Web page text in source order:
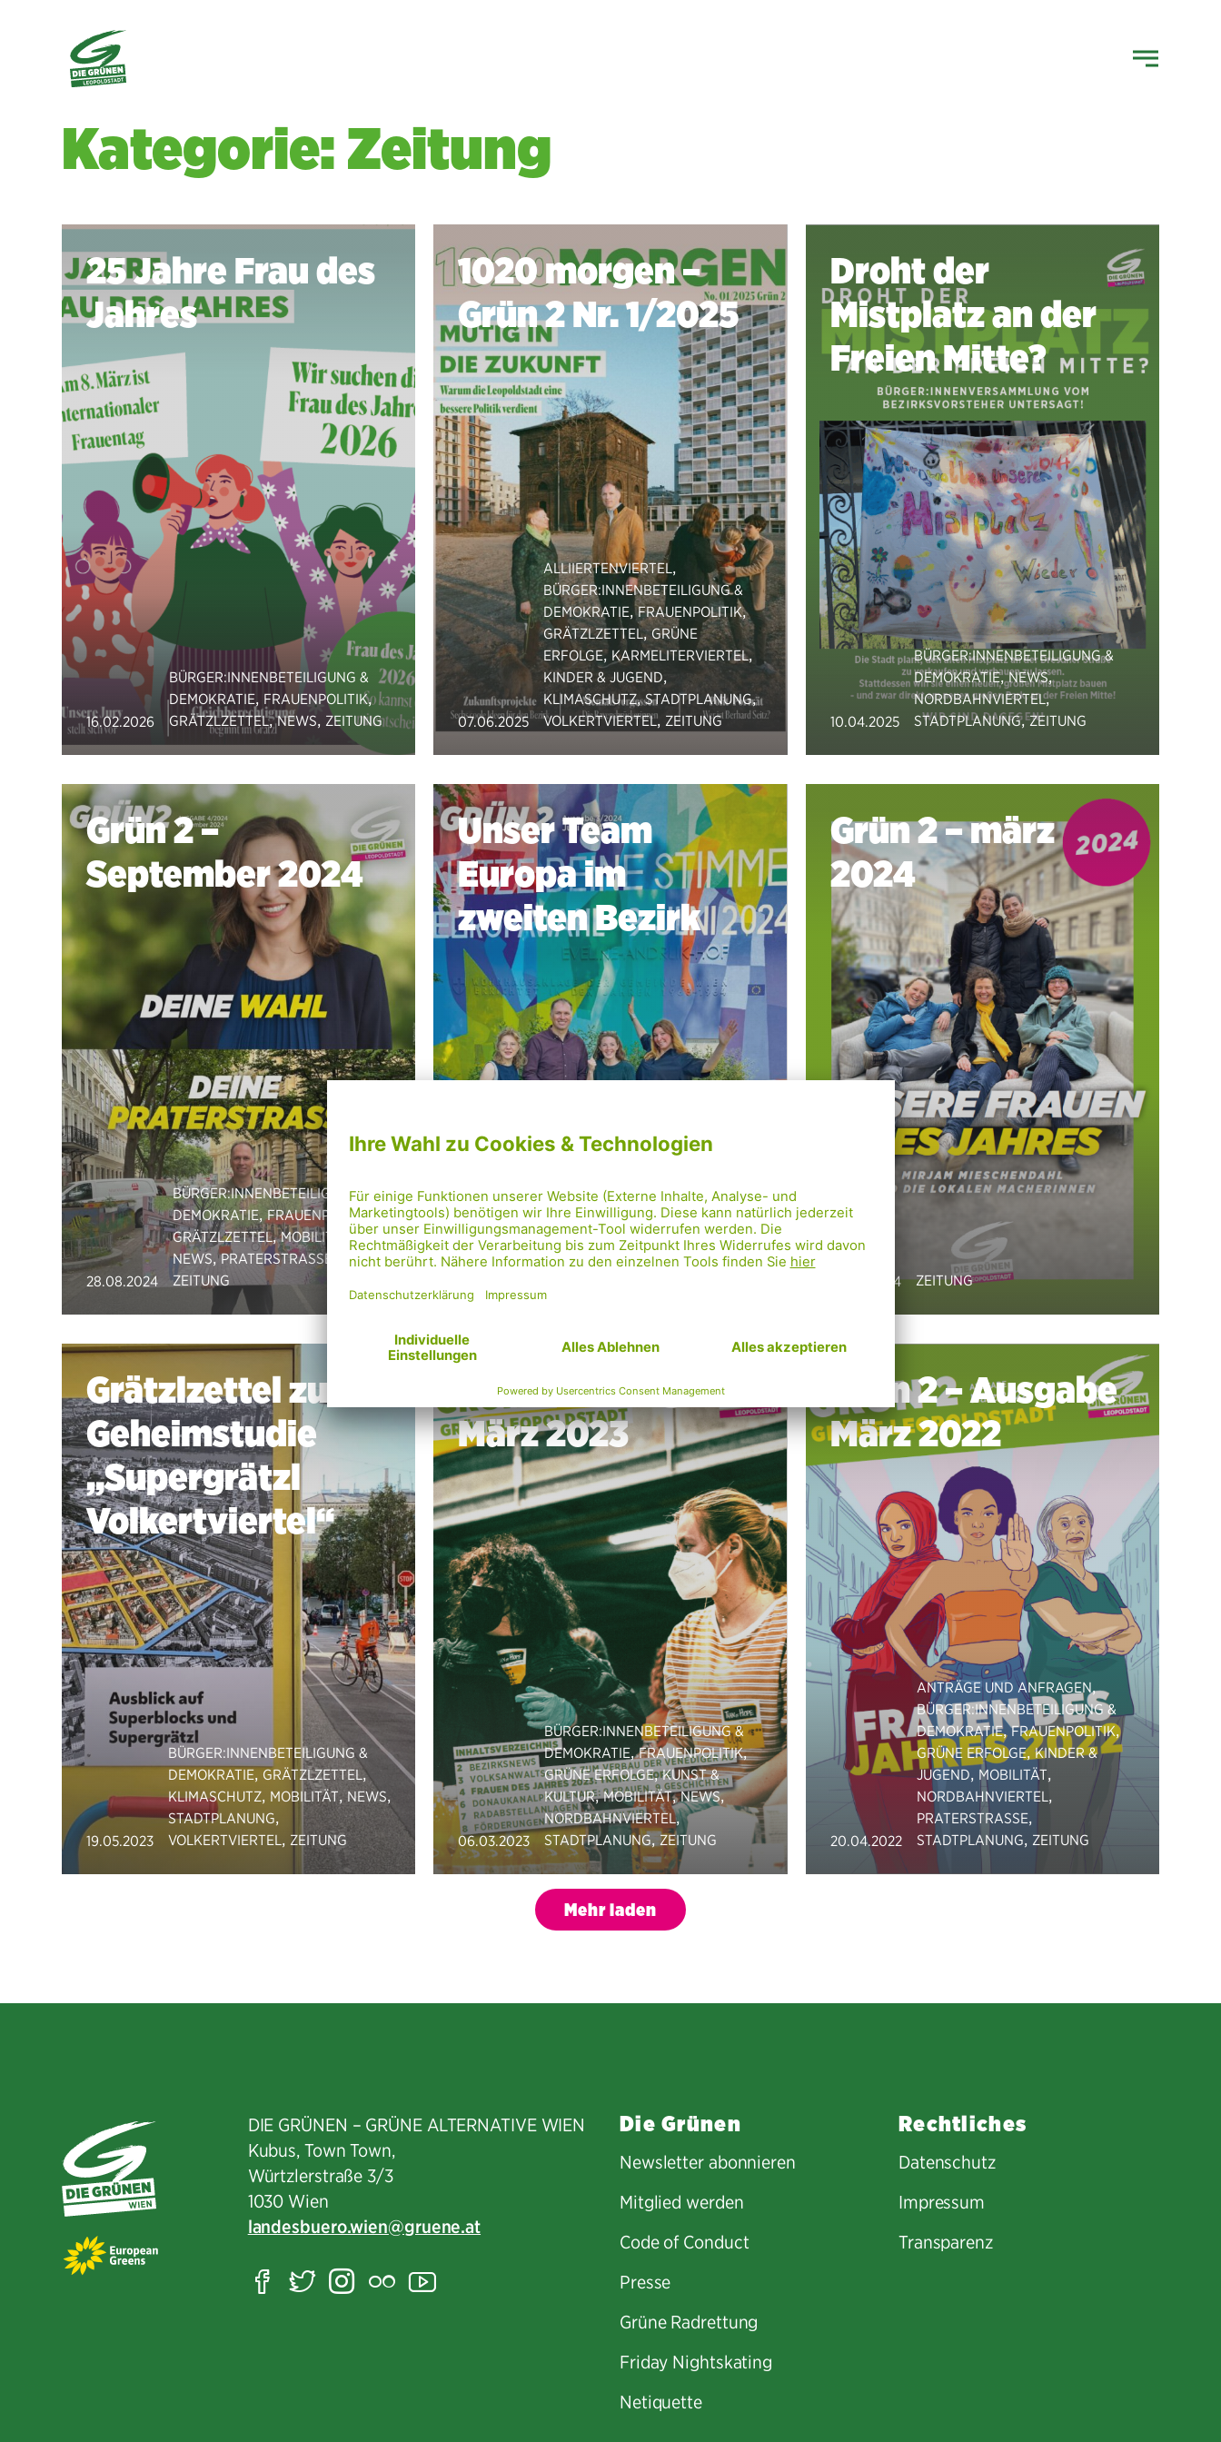
Kategorie: Zeitung
25 Jahre Frau des
Jahres
16.02.2026
BÜRGER:INNENBETEILIGUNG &
DEMOKRATIE, FRAUENPOLITIK,
GRÄTZLZETTEL,NEWS, ZEITUNG
1020 morgen –
Grün 2 Nr. 1/2025
07.06.2025
ALLIIERTENVIERTEL,
BÜRGER:INNENBETEILIGUNG &
DEMOKRATIE,FRAUENPOLITIK,
GRÄTZLZETTEL,GRÜNE
ERFOLGE, KARMELITERVIERTEL,
KINDER & JUGEND,
KLIMASCHUTZ,STADTPLANUNG,
VOLKERTVIERTEL,ZEITUNG
Droht der
Mistplatz an der
Freien Mitte?
10.04.2025
BÜRGER:INNENBETEILIGUNG &
DEMOKRATIE,NEWS,
NORDBAHNVIERTEL,
STADTPLANUNG,ZEITUNG
Grün 2 –
September 2024
28.08.2024
BÜRGER:INNENBETEILIGUNG &
DEMOKRATIE,FRAUENPOLITIK,
GRÄTZLZETTEL,MOBILITÄT ,
NEWS,PRATERSTRASSE
ZEITUNG
Unser Team
Europa im
zweiten Bezirk
FRAUENPOLITIK,KLIMASCHUTZ,
Grün 2 – märz
2024
24.02.2024 ZEITUNG
Grätzlzettel zur
Geheimstudie
„Supergrätzl
Volkertviertel“
19.05.2023
BÜRGER:INNENBETEILIGUNG &
DEMOKRATIE,GRÄTZLZETTEL,
KLIMASCHUTZ, MOBILITÄT,NEWS,
STADTPLANUNG,
VOLKERTVIERTEL, ZEITUNG
Grün 2 – Ausgabe
März 2023
06.03.2023
BÜRGER:INNENBETEILIGUNG &
DEMOKRATIE,FRAUENPOLITIK,
GRÜNE ERFOLGE,KUNST &
KULTUR,MOBILITÄT,NEWS,
NORDBAHNVIERTEL,
STADTPLANUNG,ZEITUNG
Grün 2 – Ausgabe
März 2022
20.04.2022
ANTRÄGE UND ANFRAGEN,
BÜRGER:INNENBETEILIGUNG &
DEMOKRATIE,FRAUENPOLITIK,
GRÜNE ERFOLGE,KINDER &
JUGEND, MOBILITÄT,
NORDBAHNVIERTEL,
PRATERSTRASSE ,
STADTPLANUNG, ZEITUNG
Mehr laden
DIE GRÜNEN – GRÜNE ALTERNATIVE WIEN
Kubus, Town Town,
Würtzlerstraße 3/3​
1030 Wien
landesbuero.wien
gruene.at
Facebook
TwitterInstagram
FlickrYouTube
Die Grünen
Newsletter abonnieren
Mitglied werden
Code of Conduct
Presse
Grüne Radrettung
Friday Nightskating
Netiquette
Rechtliches
Datenschutz
Impressum
Transparenz